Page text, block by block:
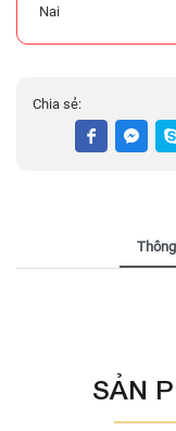
Nai
Chia sẻ:
SẢN